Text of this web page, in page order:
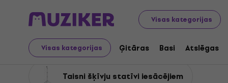
Visas kategorijas
Visas kategorijas Ģitāras Basi Atslēgas
Mūzikas instrumenti Bungas Bungu aparatūra
Taisni šķīvju statīvi
Taisni šķīvju statīvi iesācējiem